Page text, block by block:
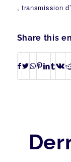
, transmission
Share this